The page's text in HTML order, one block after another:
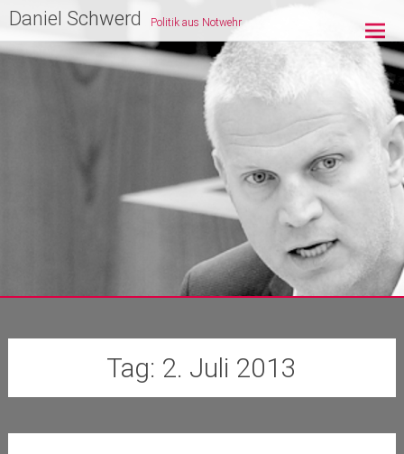
Zum
Inhalt
springen
Daniel Schwerd Politik aus Notwehr
Tag: 2. Juli 2013